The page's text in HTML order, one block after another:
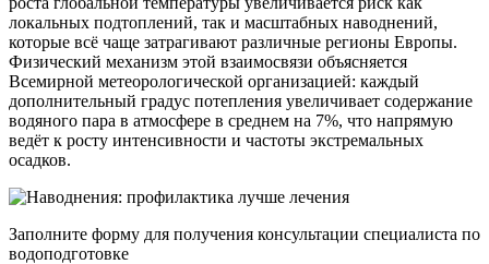
локальных подтоплений, так и масштабных наводнений,
которые всё чаще затрагивают различные регионы Европы.
Физический механизм этой взаимосвязи объясняется
Всемирной метеорологической организацией: каждый
дополнительный градус потепления увеличивает содержание
водяного пара в атмосфере в среднем на 7%, что напрямую
ведёт к росту интенсивности и частоты экстремальных
осадков.
Заполните форму для получения консультации специалиста по
водоподготовке